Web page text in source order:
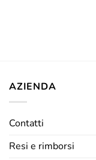
AZIENDA
Contatti
Resi e rimborsi